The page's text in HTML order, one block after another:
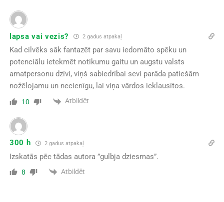
lapsa vai vezis? 2 gadus atpakaļ
Kad cilvēks sāk fantazēt par savu iedomāto spēku un
potenciālu ietekmēt notikumu gaitu un augstu valsts
amatpersonu dzīvi, viņš sabiedrībai sevi parāda patiešām
nožēlojamu un necienīgu, lai viņa vārdos ieklausītos.
10 Atbildēt
300 h 2 gadus atpakaļ
Izskatās pēc tādas autora ”gulbja dziesmas”.
8 Atbildēt